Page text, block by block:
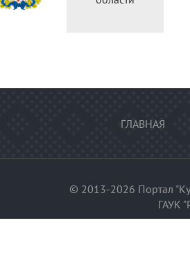
ГЛАВНАЯ
© 2013-2026 Портал
ГАУК